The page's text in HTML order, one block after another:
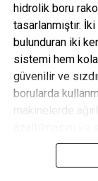
hidrolik boru
tasarlanmıştır.
bulunduran iki
sistemi hem
güvenilir ve
borularda
makinelerde
destekler.